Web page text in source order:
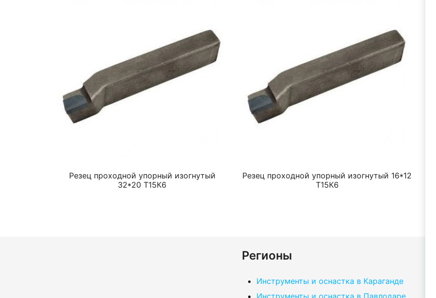
Резец проходной упорный изогнутый
32*20 Т15К6
Резец проходной упорный изогнутый 16*12
Т15К6
Регионы
Инструменты и оснастка в Караганде